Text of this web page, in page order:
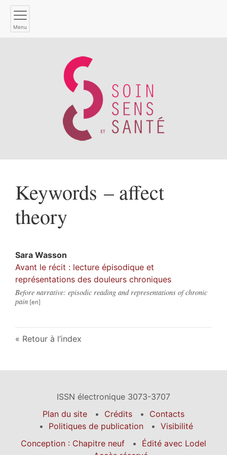
Menu
Keywords – affect
theory
Sara Wasson
Avant le récit : lecture épisodique et
représentations des douleurs chroniques
Before narrative: episodic reading and representations of chronic
pain
Retour à l’index
ISSN électronique 3073-3707
Plan du site
Crédits
Contacts
Politiques de publication
Visibilité
Conception : Chapitre neuf
Édité avec Lodel